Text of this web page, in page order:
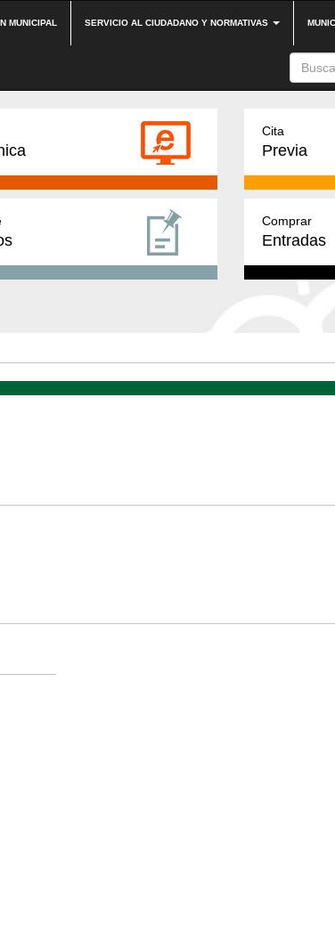
MUNICIPAL SERVICIO AL CIUDADANO Y NORMATIVAS
Cita
Previa
Comprar
Entradas